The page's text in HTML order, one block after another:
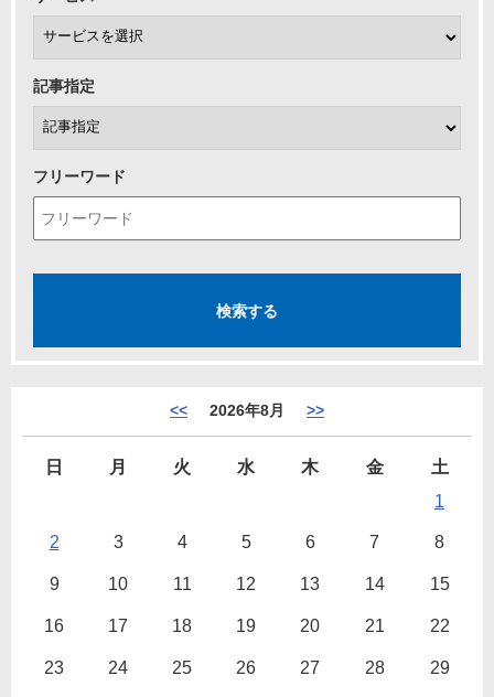
記事指定
フリーワード
<< 2026年8月 >>
日 月 火 水 木 金
土
1
2 3 4 5 6 7 8
9 10 11 12 13 14 15
16 17 18 19 20 21 22
23 24 25 26 27 28 29